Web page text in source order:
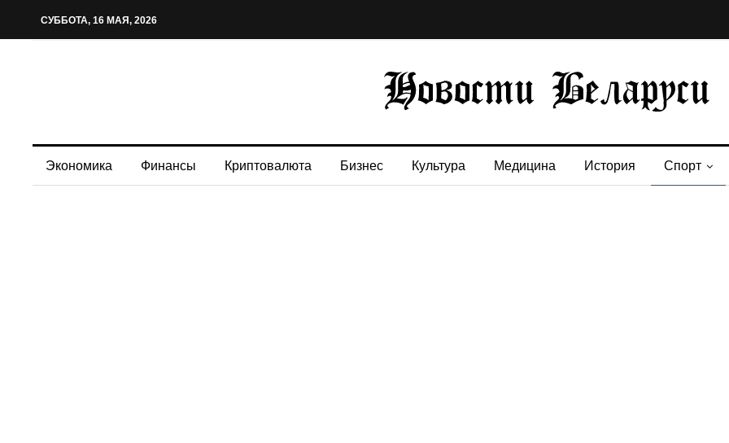
СУББОТА, 16 МАЯ, 2026
Экономика Финансы Криптовалюта Бизнес Культура Медицина История Спорт